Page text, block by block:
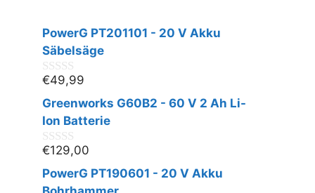
PowerG PT201101 - 20 V Akku
Säbelsäge
0
v
o
n
€49,99
Greenworks G60B2 - 60 V 2 Ah Li-
Ion Batterie
0
v
o
n
€129,00
PowerG PT190601 - 20 V Akku